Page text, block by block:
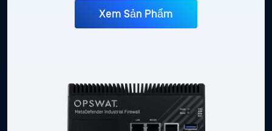
Xem Sản Phẩm